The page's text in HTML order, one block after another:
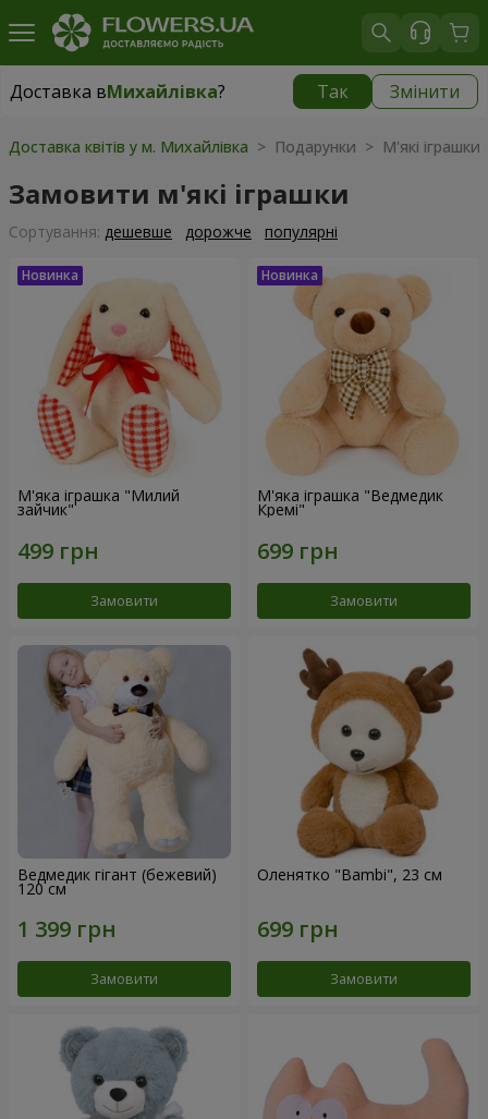
Доставка вМихайлівка? Так Змінити
Доставка вМихайлівка|
Доставка квітів у м. Михайлівка > Подарунки > М'які іграшки
Замовити м'які іграшки
Сортування: дешевше дорожче популярні
М'яка іграшка "Милий
зайчик"
Замовити
М'яка іграшка "Ведмедик
Кремі"
Замовити
Ведмедик гігант (бежевий)
120 см
Замовити
Оленятко "Bambi", 23 см
Замовити